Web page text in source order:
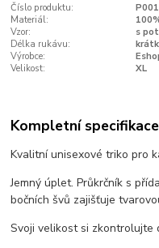
Číslo produktu:
Materiál:
Vzor:
s
Délka rukávu:
Výrobce:
Velikost:
XL
Kompletní specifikace
Kvalitní unisexové triko pro
Jemný úplet. Průkrčník s
bočních švů zajišťuje
Svoji velikost si zkontrolujte